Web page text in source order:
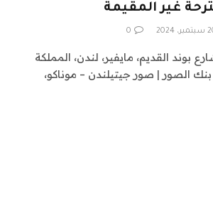
غير المقيمة
2024
0
بوند القديم، مايفير، لندن، المملكة
بنك الصور | صور جيتيلندن – موناكو،